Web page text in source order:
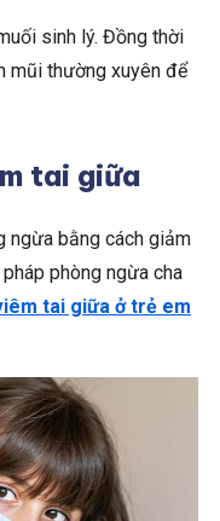
sinh lý. Đồng thời
mũi thường xuyên để
tai giữa
ngừa bằng cách giảm
phòng ngừa cha
tai giữa ở trẻ em